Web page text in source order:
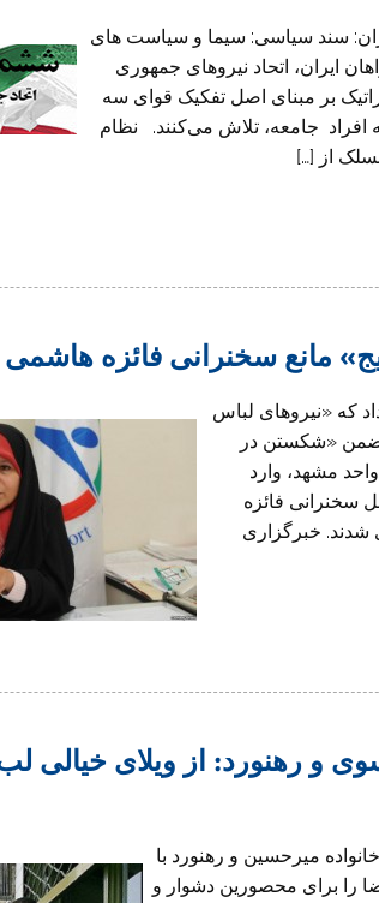
سند سیاسی: سیما و سیاست های
ایران، اتحاد نیروهای جمهوری
بر مبنای اصل تفکیک قوای سه
جامعه، تلاش می‌کنند. نظام
از […]
مانع سخنرانی فائزه
که «نیروهای لباس
بسیج» روز سه شنبه ۱۸ آذر ضمن «شکستن در
مشهد، وارد
سخنرانی فائزه
خبرگزاری
رهنورد: از ویلای خیالی لب
میرحسین و رهنورد با
را برای محصورین دشوار و